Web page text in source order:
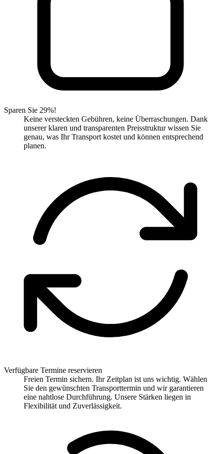
Sparen Sie 29%!
Keine versteckten Gebühren, keine Überraschungen. Dank
unserer klaren und transparenten Preisstruktur wissen Sie
genau, was Ihr Transport kostet und können entsprechend
planen.
Verfügbare Termine reservieren
Freien Termin sichern. Ihr Zeitplan ist uns wichtig. Wählen
Sie den gewünschten Transporttermin und wir garantieren
eine nahtlose Durchführung. Unsere Stärken liegen in
Flexibilität und Zuverlässigkeit.